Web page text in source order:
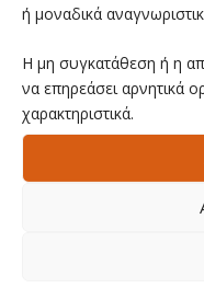
ή μοναδικά
Η μη συγκατάθεση ή η
να επηρεάσει αρνητικά
χαρακτηριστικά.